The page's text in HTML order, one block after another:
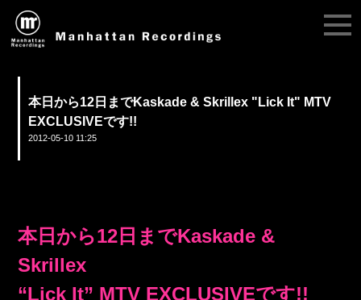
本日から12日までKaskade & Skrillex "Lick It" MTV
EXCLUSIVEです!!
2012-05-10 11:25
本日から12日までKaskade &
Skrillex
“Lick It” MTV EXCLUSIVEです!!